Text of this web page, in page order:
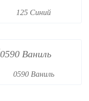
125 Синий
0590 Ваниль